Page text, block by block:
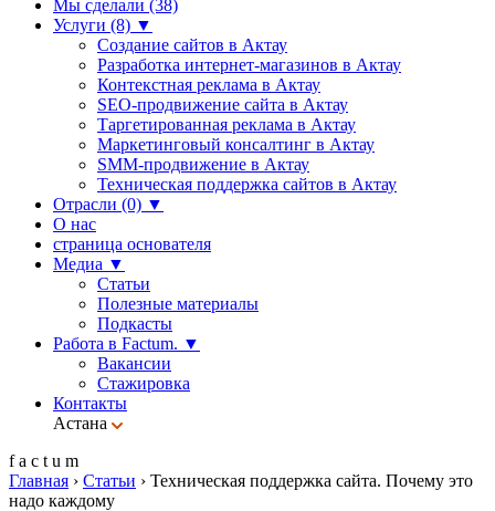
Мы сделали (38)
Услуги (8) ▼
Создание сайтов в Актау
Разработка интернет-магазинов в Актау
Контекстная реклама в Актау
SEO-продвижение сайта в Актау
Таргетированная реклама в Актау
Маркетинговый консалтинг в Актау
SMM-продвижение в Актау
Техническая поддержка сайтов в Актау
Отрасли (0) ▼
О нас
страница основателя
Медиа ▼
Статьи
Полезные материалы
Подкасты
Работа в Factum. ▼
Вакансии
Стажировка
Контакты
Астана
f a c t u m
Главная › Статьи › Техническая поддержка сайта. Почему это
надо каждому